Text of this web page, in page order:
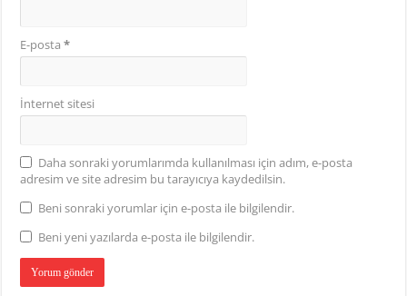
E-posta*
İnternet sitesi
Daha sonraki yorumlarımda kullanılması için adım, e-posta
adresim ve site adresim bu tarayıcıya kaydedilsin.
Beni sonraki yorumlar için e-posta ile bilgilendir.
Beni yeni yazılarda e-posta ile bilgilendir.